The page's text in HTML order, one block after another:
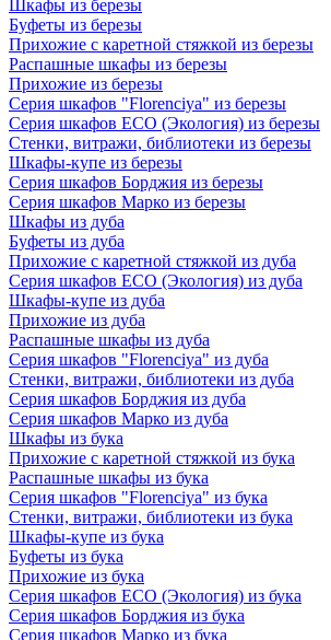
Шкафы из березы
Буфеты из березы
Прихожие с каретной стяжкой из березы
Распашные шкафы из березы
Прихожие из березы
Серия шкафов "Florenciya" из березы
Серия шкафов ECO (Экология) из березы
Стенки, витражи, библиотеки из березы
Шкафы-купе из березы
Серия шкафов Борджия из березы
Серия шкафов Марко из березы
Шкафы из дуба
Буфеты из дуба
Прихожие с каретной стяжкой из дуба
Серия шкафов ECO (Экология) из дуба
Шкафы-купе из дуба
Прихожие из дуба
Распашные шкафы из дуба
Серия шкафов "Florenciya" из дуба
Стенки, витражи, библиотеки из дуба
Серия шкафов Борджия из дуба
Серия шкафов Марко из дуба
Шкафы из бука
Прихожие с каретной стяжкой из бука
Распашные шкафы из бука
Серия шкафов "Florenciya" из бука
Стенки, витражи, библиотеки из бука
Шкафы-купе из бука
Буфеты из бука
Прихожие из бука
Серия шкафов ECO (Экология) из бука
Серия шкафов Борджия из бука
Серия шкафов Марко из бука